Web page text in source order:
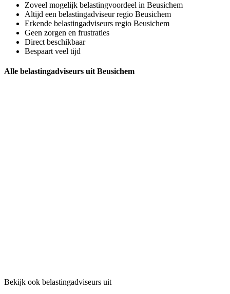
Zoveel mogelijk belastingvoordeel in Beusichem
Altijd een belastingadviseur regio Beusichem
Erkende belastingadviseurs regio Beusichem
Geen zorgen en frustraties
Direct beschikbaar
Bespaart veel tijd
Alle belastingadviseurs uit Beusichem
Bekijk ook belastingadviseurs uit